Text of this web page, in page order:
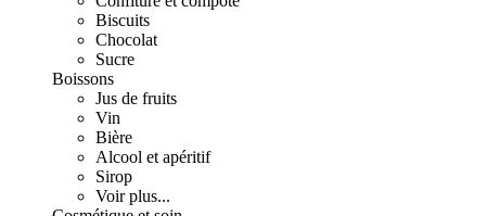
Biscuits
Chocolat
Sucre
Boissons
Jus de fruits
Vin
Bière
Alcool et apéritif
Sirop
Voir plus...